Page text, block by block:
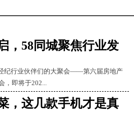
，58同城聚焦行业发
纪行业伙伴们的大聚会——第六届房地产
即将于202...
，这几款手机才是真